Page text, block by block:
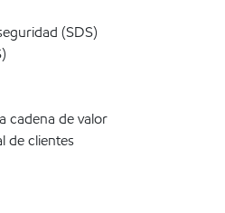
(SDS)
cadena de valor
de clientes